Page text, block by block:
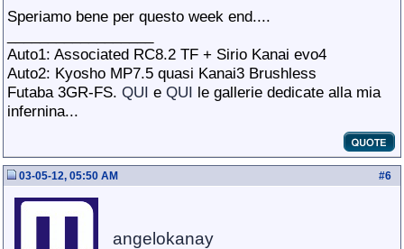
Speriamo bene per questo week end....
Auto1: Associated RC8.2 TF + Sirio Kanai evo4
Auto2: Kyosho MP7.5 quasi Kanai3 Brushless
Futaba 3GR-FS. QUI e QUI le gallerie dedicate alla mia
infernina...
#6
03-05-12, 05:50 AM
angelokanay